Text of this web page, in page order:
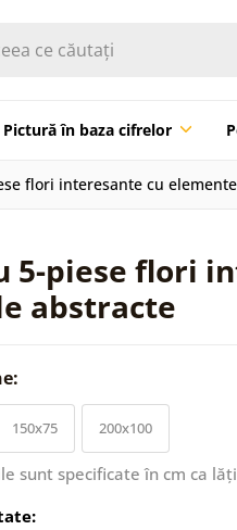
Pictură în baza cifrelor
flori interesante cu
5-piese flori
abstracte
150x75 200x100
sunt specificate în cm ca